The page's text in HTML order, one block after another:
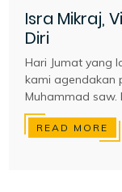
Isra Mikraj,
Diri
Hari Jumat yang
kami agendakan
Muhammad saw.
READ MORE